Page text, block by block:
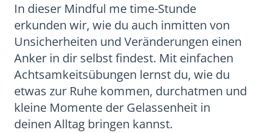
In dieser Mindful me time-Stunde
erkunden wir, wie du auch inmitten von
Unsicherheiten und Veränderungen einen
Anker in dir selbst findest. Mit einfachen
Achtsamkeitsübungen lernst du, wie du
etwas zur Ruhe kommen, durchatmen und
kleine Momente der Gelassenheit in
deinen Alltag bringen kannst.